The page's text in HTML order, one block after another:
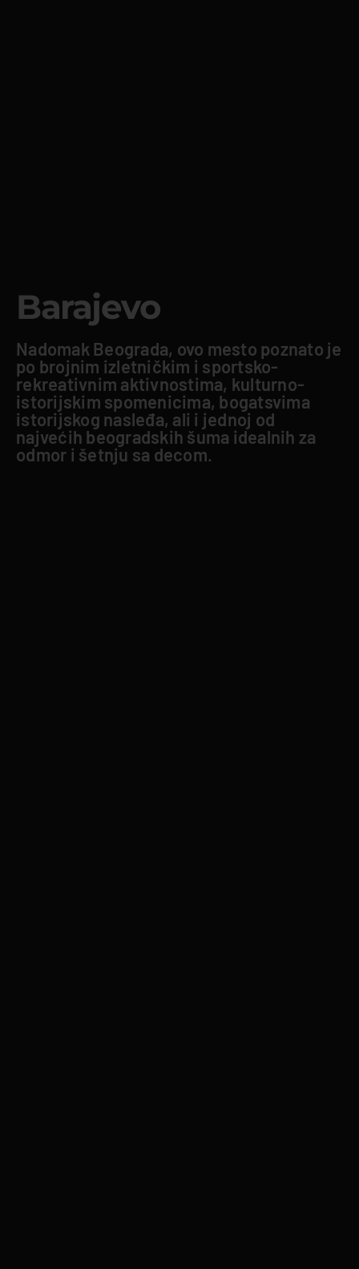
Barajevo
Nadomak Beograda, ovo mesto poznato je
po brojnim izletničkim i sportsko-
rekreativnim aktivnostima, kulturno-
istorijskim spomenicima, bogatsvima
istorijskog nasleđa, ali i jednoj od
najvećih beogradskih šuma idealnih za
odmor i šetnju sa decom.